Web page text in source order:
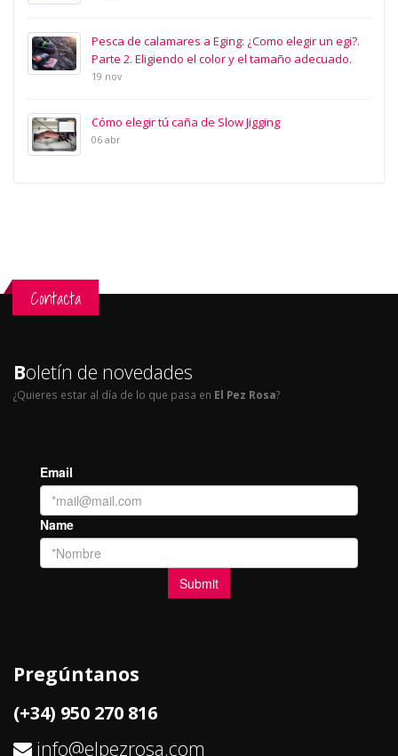
Pesca de calamares a Eging: ¿Como elegir un egi?.
Parte 2. Eligiendo el color y el tamaño adecuado.
19 nov
Cómo elegir tú caña de Slow Jigging
06 abr
Contacta
Boletín de novedades
¿Quieres estar al día de lo que pasa en El Pez Rosa?
Pregúntanos
(+34) 950 270 816
info@elpezrosa.com